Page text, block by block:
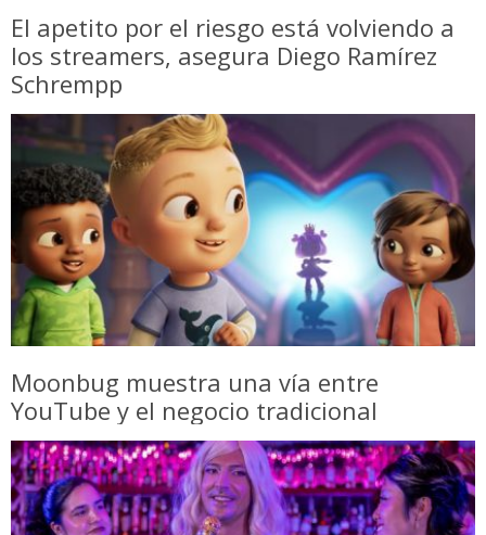
El apetito por el riesgo está volviendo a
los streamers, asegura Diego Ramírez
Schrempp
Moonbug muestra una vía entre
YouTube y el negocio tradicional